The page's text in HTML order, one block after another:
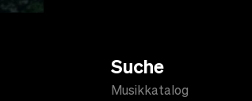
Suche
Musikkatalog